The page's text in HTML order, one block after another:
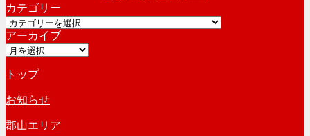
カ
イ
ブ
カテゴリー
カ
テ
ゴ
ー
アーカイブ
ア
カ
イ
ブ
トップ
お知らせ
郡山エリア